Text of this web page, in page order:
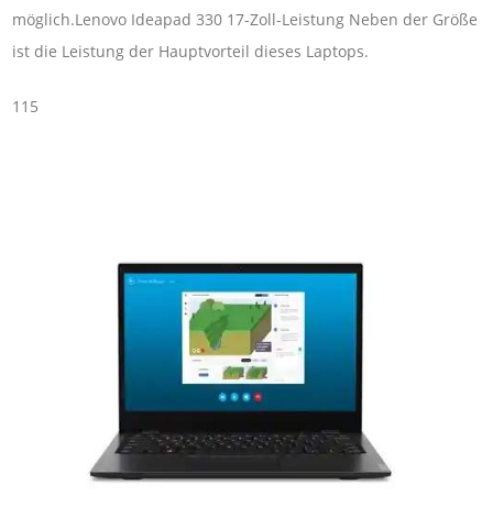
möglich.Lenovo Ideapad 330 17-Zoll-Leistung Neben der Größe
ist die Leistung der Hauptvorteil dieses Laptops.
115